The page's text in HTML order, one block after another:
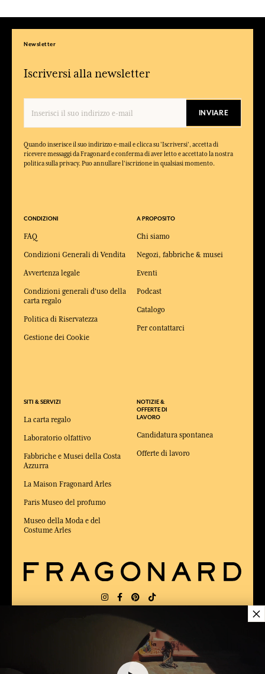
Newsletter
Iscriversi alla newsletter
INVIARE
Quando inserisce il suo indirizzo e-mail e clicca su 'Iscriversi', accetta di
ricevere messaggi da Fragonard e conferma di aver letto e accettato la nostra
politica sulla privacy. Puo annullare l'iscrizione in qualsiasi momento.
CONDIZIONI
FAQ
Condizioni Generali di Vendita
Avvertenza legale
Condizioni generali d'uso della
carta regalo
Politica di Riservatezza
Gestione dei Cookie
SITI & SERVIZI
La carta regalo
Laboratorio olfattivo
Fabbriche e Musei della Costa
Azzurra
La Maison Fragonard Arles
Paris Museo del profumo
Museo della Moda e del
Costume Arles
A PROPOSITO
Chi siamo
Negozi, fabbriche & musei
Eventi
Podcast
Catalogo
Per contattarci
NOTIZIE &
OFFERTE DI
LAVORO
Candidatura spontanea
Offerte di lavoro
LINGUA:
×